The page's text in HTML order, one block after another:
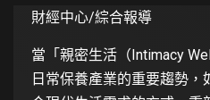
財經中心/綜合報導
當「親密生活（Intimacy
日常保養產業的重要趨勢